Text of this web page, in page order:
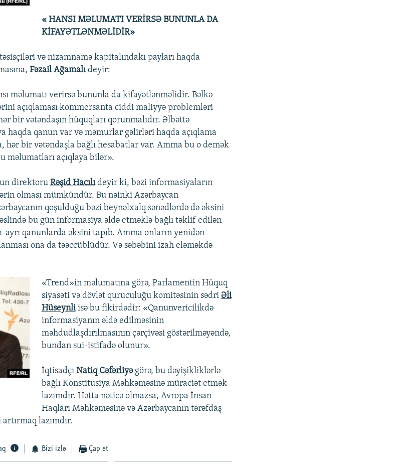
« HANSI MƏLUMATI VERİRSƏ BUNUNLA DA
KİFAYƏTLƏNMƏLİDİR»
və nizamnamə kapitalındakı payları haqda
Fəzail Ağamalıdeyir:
məlumatı verirsə bununla da kifayətlənməlidir. Bəlkə
açıqlaması kommersanta ciddi maliyyə problemləri
bir vətəndaşın hüquqları qorunmalıdır. Əlbəttə
haqda qanun var və məmurlar gəlirləri haqda açıqlama
hər bir vətəndaşla bağlı hesabatlar var. Amma bu o demək
açıqlaya bilər».
direktoruRəşid Hacılıdeyir ki, bəzi informasiyaların
olması mümkündür. Bu nəinki Azərbaycan
qoşulduğu bəzi beynəlxalq sənədlərdə də əksini
bu gün informasiya əldə etməklə bağlı təklif edilən
qanunlarda əksini tapıb. Amma onların yenidən
ona da təəccüblüdür. Və səbəbini izah eləməkdə
«Trend»in məlumatına görə, Parlamentin Hüquq
siyasəti və dövlət quruculuğu komitəsinin sədri Əli
Hüseynliisə bu fikirdədir: «Qanunvericilikdə
informasiyanın əldə edilməsinin
məhdudlaşdırılmasının çərçivəsi göstərilməyəndə,
bundan sui-istifadə olunur».
İqtisadçı Natiq Cəfərliyəgörə, bu dəyişikliklərlə
bağlı Konstitusiya Məhkəməsinə müraciət etmək
lazımdır. Hətta nəticə olmazsa, Avropa İnsan
Haqları Məhkəməsinə və Azərbaycanın tərəfdaş
lazımdır.
Bizi izlə Çap et